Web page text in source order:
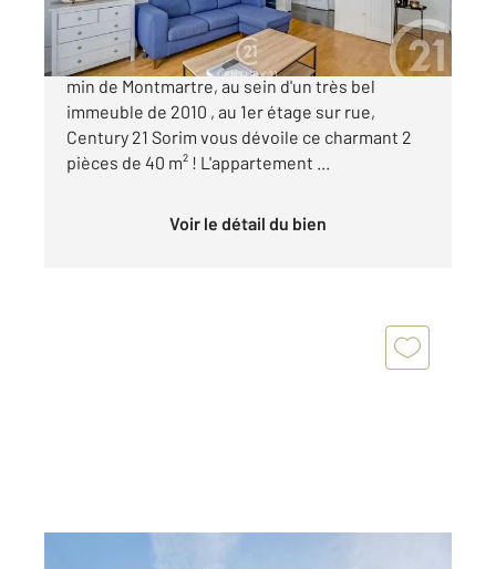
Village RAMEY Situé dans un quartier prisé à 5
min de Montmartre, au sein d'un très bel
immeuble de 2010 , au 1er étage sur rue,
Century 21 Sorim vous dévoile ce charmant 2
pièces de 40 m² ! L'appartement ...
Voir le détail du bien